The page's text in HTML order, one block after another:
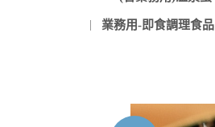
業務用-即食調理食品